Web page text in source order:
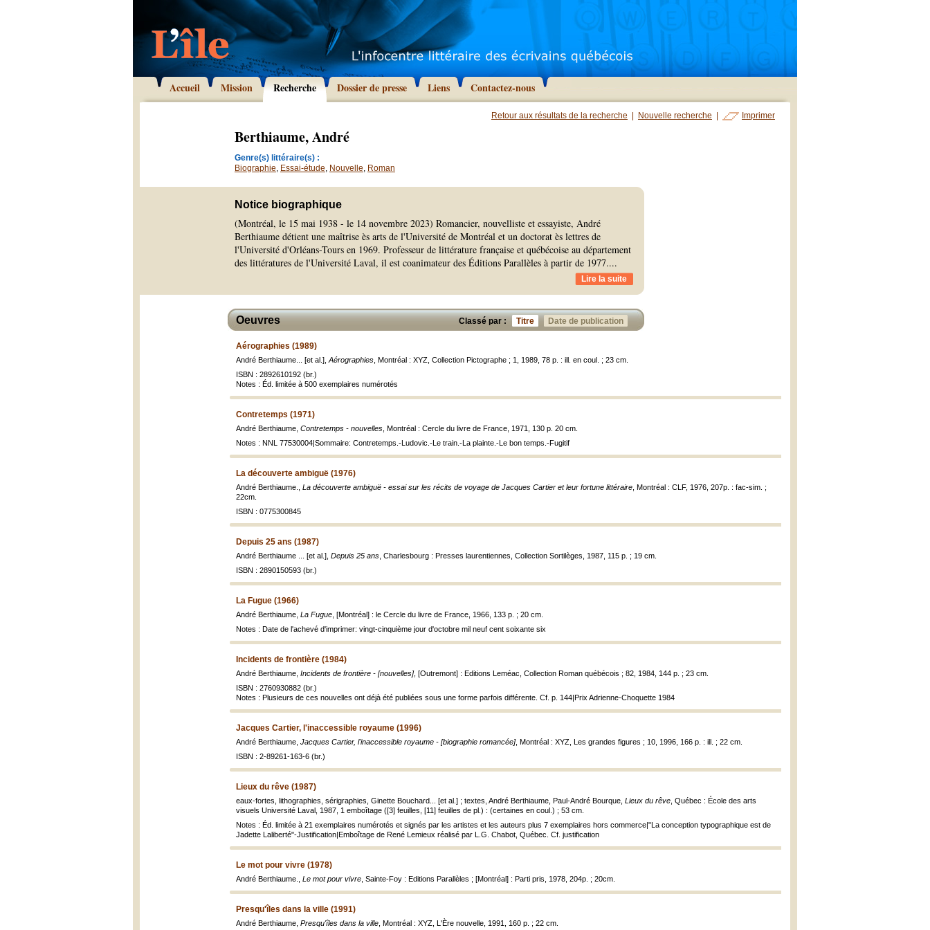
Accueil Mission Recherche Dossier de presse Liens Contactez-nous
Retour aux résultats de la recherche Nouvelle recherche Imprimer
Berthiaume, André
Genre(s) littéraire(s) :
Biographie, Essai-étude, Nouvelle, Roman
Notice biographique
(Montréal, le 15 mai 1938 - le 14 novembre 2023) Romancier, nouvelliste et essayiste, André
Berthiaume détient une maîtrise ès arts de l'Université de Montréal et un doctorat ès lettres de
l'Université d'Orléans-Tours en 1969. Professeur de littérature française et québécoise au département
des littératures de l'Université Laval, il est coanimateur des Éditions Parallèles à partir de 1977....
Lire la suite
Classé par : Titre Date de publication
Oeuvres
Aérographies (1989)
André Berthiaume... [et al.], Aérographies , Montréal : XYZ, Collection Pictographe ; 1, 1989, 78 p. : ill. en coul. ; 23 cm.
ISBN : 2892610192 (br.)
Notes : Éd. limitée à 500 exemplaires numérotés
Contretemps (1971)
André Berthiaume, Contretemps - nouvelles , Montréal : Cercle du livre de France, 1971, 130 p. 20 cm.
Notes : NNL 77530004|Sommaire: Contretemps.-Ludovic.-Le train.-La plainte.-Le bon temps.-Fugitif
La découverte ambiguë (1976)
André Berthiaume., La découverte ambiguë - essai sur les récits de voyage de Jacques Cartier et leur fortune littéraire , Montréal : CLF, 1976, 207p. : fac-sim. ;
22cm.
ISBN : 0775300845
Depuis 25 ans (1987)
André Berthiaume ... [et al.], Depuis 25 ans , Charlesbourg : Presses laurentiennes, Collection Sortilèges, 1987, 115 p. ; 19 cm.
ISBN : 2890150593 (br.)
La Fugue (1966)
André Berthiaume, La Fugue , [Montréal] : le Cercle du livre de France, 1966, 133 p. ; 20 cm.
Notes : Date de l'achevé d'imprimer: vingt-cinquième jour d'octobre mil neuf cent soixante six
Incidents de frontière (1984)
André Berthiaume, Incidents de frontière - [nouvelles], [Outremont] : Editions Leméac, Collection Roman québécois ; 82, 1984, 144 p. ; 23 cm.
ISBN : 2760930882 (br.)
Notes : Plusieurs de ces nouvelles ont déjà été publiées sous une forme parfois différente. Cf. p. 144|Prix Adrienne-Choquette 1984
Jacques Cartier, l'inaccessible royaume (1996)
André Berthiaume, Jacques Cartier, l'inaccessible royaume - [biographie romancée], Montréal : XYZ, Les grandes figures ; 10, 1996, 166 p. : ill. ; 22 cm.
ISBN : 2-89261-163-6 (br.)
Lieux du rêve (1987)
eaux-fortes, lithographies, sérigraphies, Ginette Bouchard... [et al.] ; textes, André Berthiaume, Paul-André Bourque, Lieux du rêve , Québec : École des arts
visuels Université Laval, 1987, 1 emboîtage ([3] feuilles, [11] feuilles de pl.) : (certaines en coul.) ; 53 cm.
Notes : Éd. limitée à 21 exemplaires numérotés et signés par les artistes et les auteurs plus 7 exemplaires hors commerce|"La conception typographique est de
Jadette Laliberté"-Justification|Emboîtage de René Lemieux réalisé par L.G. Chabot, Québec. Cf. justification
Le mot pour vivre (1978)
André Berthiaume., Le mot pour vivre , Sainte-Foy : Editions Parallèles ; [Montréal] : Parti pris, 1978, 204p. ; 20cm.
Presqu'îles dans la ville (1991)
André Berthiaume, Presqu'îles dans la ville , Montréal : XYZ, L'Ère nouvelle, 1991, 160 p. ; 22 cm.